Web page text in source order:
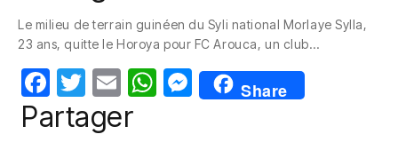
e
b
o
o
itt
er
s
A
p
e
n
g
Le milieu de terrain guinéen du Syli national Morlaye Sylla,
23 ans, quitte le Horoya pour FC Arouca, un club…
F
a
T
w
itt
E
m
W M
e
Share
Partager